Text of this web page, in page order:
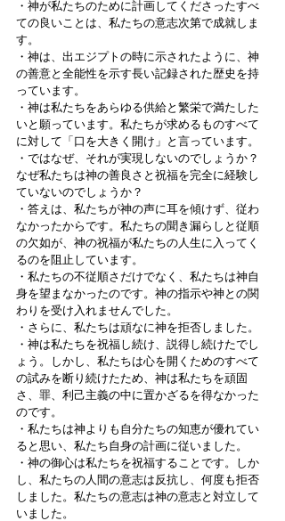
・神が私たちのために計画してくださったすべ
ての良いことは、私たちの意志次第で成就しま
す。
・神は、出エジプトの時に示されたように、神
の善意と全能性を示す長い記録された歴史を持
っています。
・神は私たちをあらゆる供給と繁栄で満たした
いと願っています。私たちが求めるものすべて
に対して「口を大きく開け」と言っています。
・ではなぜ、それが実現しないのでしょうか？
なぜ私たちは神の善良さと祝福を完全に経験し
ていないのでしょうか？
・答えは、私たちが神の声に耳を傾けず、従わ
なかったからです。私たちの聞き漏らしと従順
の欠如が、神の祝福が私たちの人生に入ってく
るのを阻止しています。
・私たちの不従順さだけでなく、私たちは神自
身を望まなかったのです。神の指示や神との関
わりを受け入れませんでした。
・さらに、私たちは頑なに神を拒否しました。
・神は私たちを祝福し続け、説得し続けたでし
ょう。しかし、私たちは心を開くためのすべて
の試みを断り続けたため、神は私たちを頑固
さ、罪、利己主義の中に置かざるを得なかった
のです。
・私たちは神よりも自分たちの知恵が優れてい
ると思い、私たち自身の計画に従いました。
・神の御心は私たちを祝福することです。しか
し、私たちの人間の意志は反抗し、何度も拒否
しました。私たちの意志は神の意志と対立して
いました。